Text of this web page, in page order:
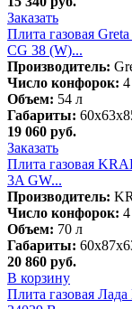
Заказать
Плита газовая
СG 38 (W)...
Производитель:
Число конфорок: 4
Объем: 54 л
Габариты:
19 060 руб.
Заказать
Плита газовая
3A GW...
Производитель:
Число конфорок: 4
Объем: 70 л
Габариты:
20 860 руб.
В корзину
Плита газовая